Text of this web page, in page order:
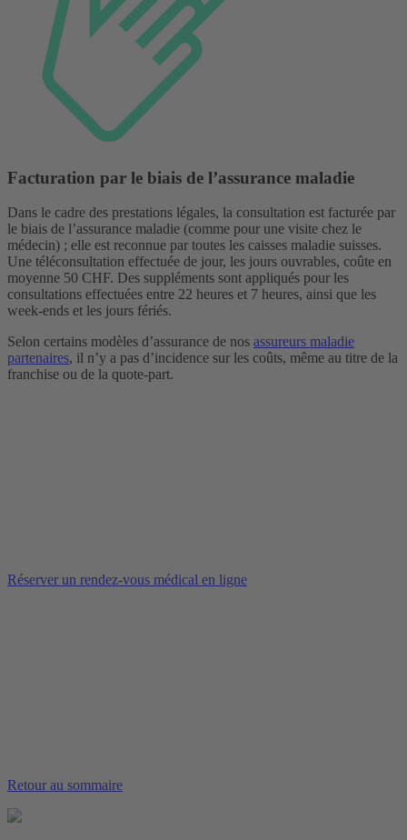
Facturation par le biais de l’assurance maladie
Dans le cadre des prestations légales, la consultation est facturée par
le biais de l’assurance maladie (comme pour une visite chez le
médecin) ; elle est reconnue par toutes les caisses maladie suisses.
Une téléconsultation effectuée de jour, les jours ouvrables, coûte en
moyenne 50 CHF. Des suppléments sont appliqués pour les
consultations effectuées entre 22 heures et 7 heures, ainsi que les
week-ends et les jours fériés.
Selon certains modèles d’assurance de nos assureurs maladie
partenaires, il n’y a pas d’incidence sur les coûts, même au titre de la
franchise ou de la quote-part.
Réserver un rendez-vous médical en ligne
Retour au sommaire